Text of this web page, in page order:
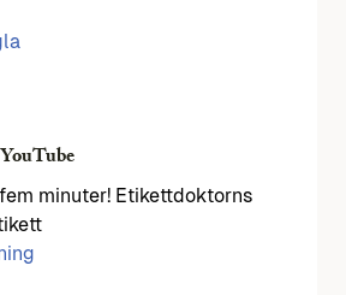
minuter! Etikettdoktorns